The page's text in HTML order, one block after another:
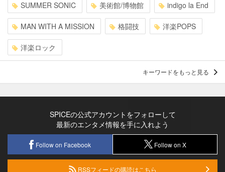
SUMMER SONIC 美術館/博物館 indigo la End
MAN WITH A MISSION 格闘技 洋楽POPS
洋楽ロック
キーワードをもっと見る
SPICEの公式アカウントをフォローして
最新のエンタメ情報を手に入れよう
Follow on Facebook Follow on X
RSSフィードの購読はこちら